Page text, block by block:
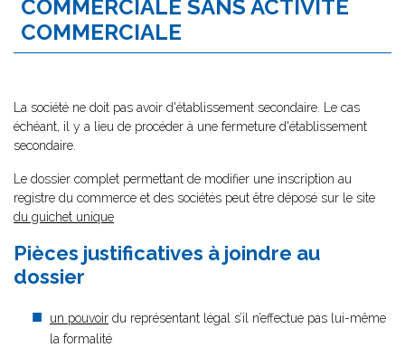
COMMERCIALE SANS ACTIVITÉ
COMMERCIALE
La société ne doit pas avoir d'établissement secondaire. Le cas
échéant, il y a lieu de procéder à une fermeture d'établissement
secondaire.
Le dossier complet permettant de modifier une inscription au
registre du commerce et des sociétés peut être déposé sur le site
du guichet unique
Pièces justificatives à joindre au
dossier
un pouvoir du représentant légal s’il n’effectue pas lui-même
la formalité